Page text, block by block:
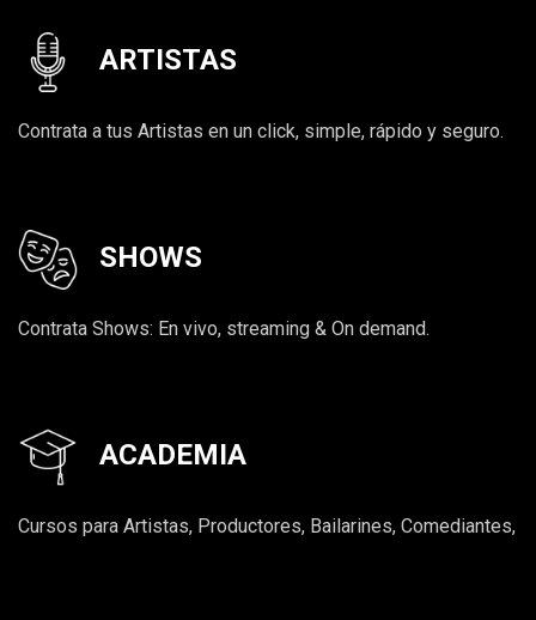
ARTISTAS
Contrata a tus Artistas en un click, simple, rápido y seguro.
SHOWS
Contrata Shows: En vivo, streaming & On demand.
ACADEMIA
Cursos para Artistas, Productores, Bailarines, Comediantes,